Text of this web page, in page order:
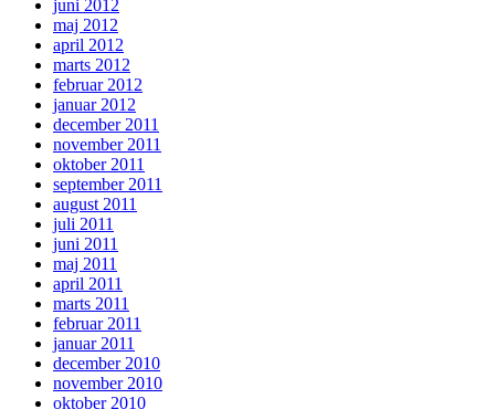
juni 2012
maj 2012
april 2012
marts 2012
februar 2012
januar 2012
december 2011
november 2011
oktober 2011
september 2011
august 2011
juli 2011
juni 2011
maj 2011
april 2011
marts 2011
februar 2011
januar 2011
december 2010
november 2010
oktober 2010